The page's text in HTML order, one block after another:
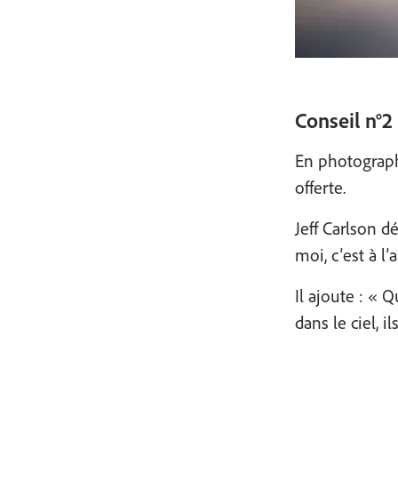
Conseil
En
offerte.
Jeff Carlson
moi, c’est à
Il ajoute : «
dans le ciel,